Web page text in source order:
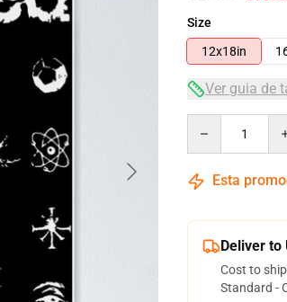
Size
12x18in
Ver guia de
Esta
Deliver to
Cost to
Standard -